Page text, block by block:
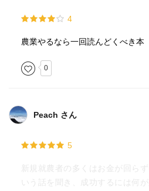
4
農業やるなら一回読んどくべき本
0
Peach さん
5
新規就農者の多くはお金が回ら
いう話を聞き、成功するには何